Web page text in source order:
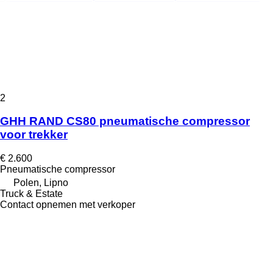
2
GHH RAND CS80 pneumatische compressor
voor trekker
€ 2.600
Pneumatische compressor
Polen, Lipno
Truck & Estate
Contact opnemen met verkoper